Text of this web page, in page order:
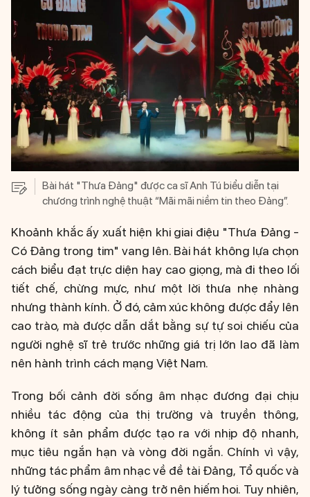
Bài hát "Thưa Đảng" được ca sĩ Anh Tú biểu diễn tại
chương trình nghệ thuật “Mãi mãi niềm tin theo Đảng”.
Khoảnh khắc ấy xuất hiện khi giai điệu "Thưa Đảng -
Có Đảng trong tim" vang lên. Bài hát không lựa chọn
cách biểu đạt trực diện hay cao giọng, mà đi theo lối
tiết chế, chừng mực, như một lời thưa nhẹ nhàng
nhưng thành kính. Ở đó, cảm xúc không được đẩy lên
cao trào, mà được dẫn dắt bằng sự tự soi chiếu của
người nghệ sĩ trẻ trước những giá trị lớn lao đã làm
nên hành trình cách mạng Việt Nam.
Trong bối cảnh đời sống âm nhạc đương đại chịu
nhiều tác động của thị trường và truyền thông,
không ít sản phẩm được tạo ra với nhịp độ nhanh,
mục tiêu ngắn hạn và vòng đời ngắn. Chính vì vậy,
những tác phẩm âm nhạc về đề tài Đảng, Tổ quốc và
lý tưởng sống ngày càng trở nên hiếm hoi. Tuy nhiên,